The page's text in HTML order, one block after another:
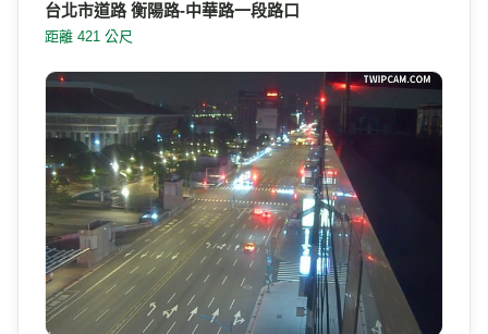
台北市道路 衡陽路-中華路一段路口
距離 421 公尺